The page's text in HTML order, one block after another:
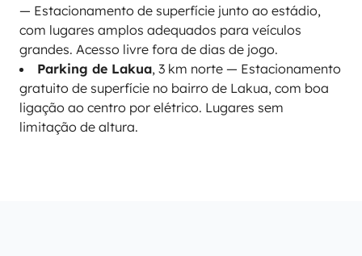
— Estacionamento de superfície junto ao estádio,
com lugares amplos adequados para veículos
grandes. Acesso livre fora de dias de jogo.
Parking de Lakua, 3 km norte — Estacionamento
gratuito de superfície no bairro de Lakua, com boa
ligação ao centro por elétrico. Lugares sem
limitação de altura.